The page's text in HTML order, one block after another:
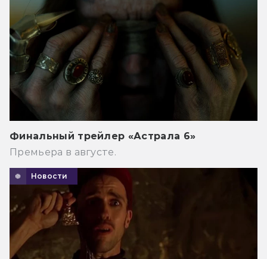
Финальный трейлер «Астрала 6»
Премьера в августе.
Новости